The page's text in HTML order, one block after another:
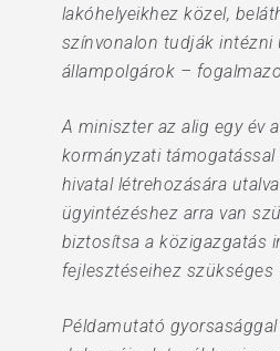
lakóhelyeikhez közel,
színvonalon tudják intézni
állampolgárok –
A miniszter az alig egy év
kormányzati
hivatal létrehozására
ügyintézéshez arra van
biztosítsa a közigazgatás
fejlesztéseihez szükséges
Példamutató